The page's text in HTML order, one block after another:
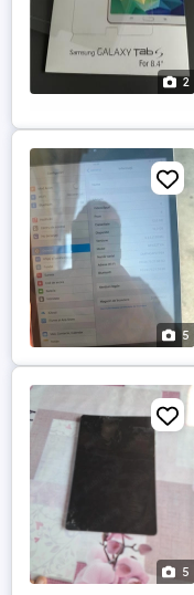
2
5
5